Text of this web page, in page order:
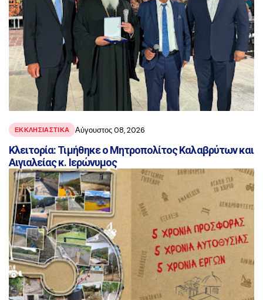
ΕΚΚΛΗΣΙΑΣΤΙΚΑ Αύγουστος 08, 2026
Κλειτορία: Τιμήθηκε ο Μητροπολίτος Καλαβρύτων και
Αιγιαλείας κ. Ιερώνυμος